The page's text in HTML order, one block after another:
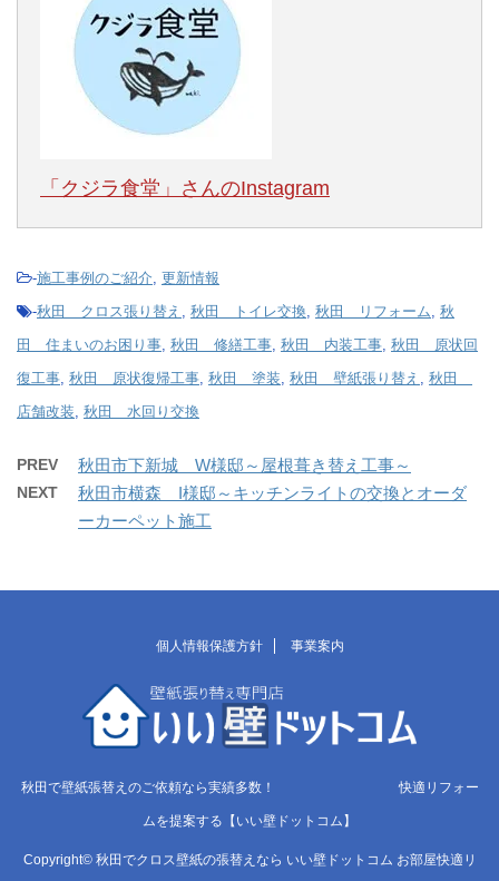
「クジラ食堂」さんのInstagram
-施工事例のご紹介 更新情報
-秋田 クロス張り替え 秋田 トイレ交換 秋田 リフォーム 秋
田 住まいのお困り事 秋田 修繕工事 秋田 内装工事 秋田 原状回
復工事 秋田 原状復帰工事 秋田 塗装 秋田 壁紙張り替え
秋田
店舗改装 秋田 水回り交換
PREV 秋田市下新城 W様邸～屋根葺き替え工事～
NEXT
秋田市横森 I様邸～キッチンライトの交換とオーダ
ーカーペット施工
個人情報保護方針 事業案内
秋田で壁紙張替えのご依頼なら実績多数！ 快適リフォー
ムを提案する【いい壁ドットコム】
Copyright© 秋田でクロス壁紙の張替えなら いい壁ドットコム お部屋快適リ